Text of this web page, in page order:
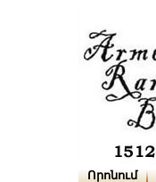
Որոնում